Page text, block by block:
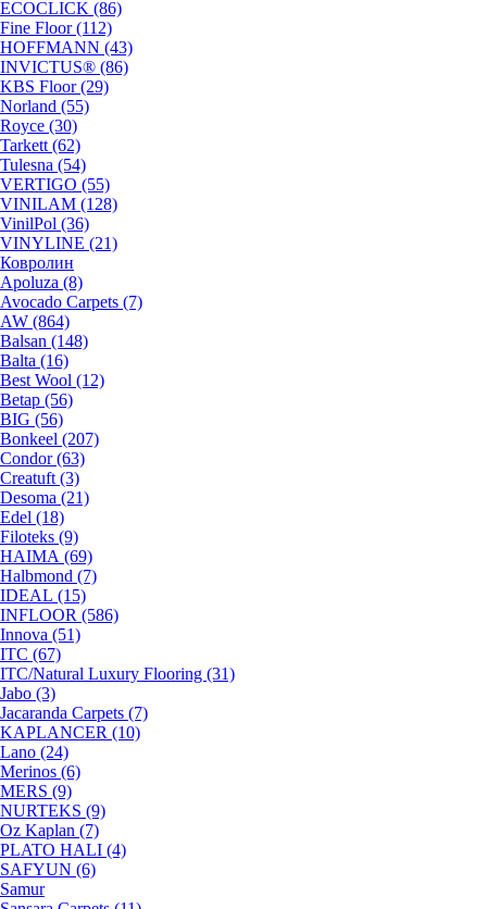
ECOCLICK (86)
Fine Floor (112)
HOFFMANN (43)
INVICTUS® (86)
KBS Floor (29)
Norland (55)
Royce (30)
Tarkett (62)
Tulesna (54)
VERTIGO (55)
VINILAM (128)
VinilPol (36)
VINYLINE (21)
Ковролин
Apoluza (8)
Avocado Carpets (7)
AW (864)
Balsan (148)
Balta (16)
Best Wool (12)
Betap (56)
BIG (56)
Bonkeel (207)
Condor (63)
Creatuft (3)
Desoma (21)
Edel (18)
Filoteks (9)
HAIMA (69)
Halbmond (7)
IDEAL (15)
INFLOOR (586)
Innova (51)
ITC (67)
ITC/Natural Luxury Flooring (31)
Jabo (3)
Jacaranda Carpets (7)
KAPLANCER (10)
Lano (24)
Merinos (6)
MERS (9)
NURTEKS (9)
Oz Kaplan (7)
PLATO HALI (4)
SAFYUN (6)
Samur